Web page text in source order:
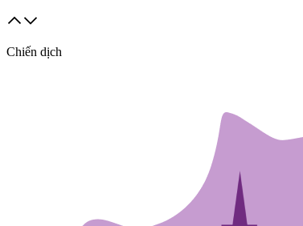
Chiến dịch